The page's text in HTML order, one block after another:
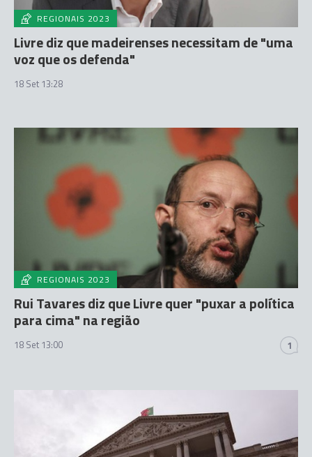
REGIONAIS 2023
Livre diz que madeirenses necessitam de "uma
voz que os defenda"
18 Set 13:28
REGIONAIS 2023
Rui Tavares diz que Livre quer "puxar a política
para cima" na região
18 Set 13:00 1